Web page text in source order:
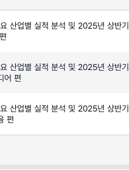
산업별 실적 분석 및 2025년 상반기
산업별 실적 분석 및 2025년 상반기
어 편
산업별 실적 분석 및 2025년 상반기
편